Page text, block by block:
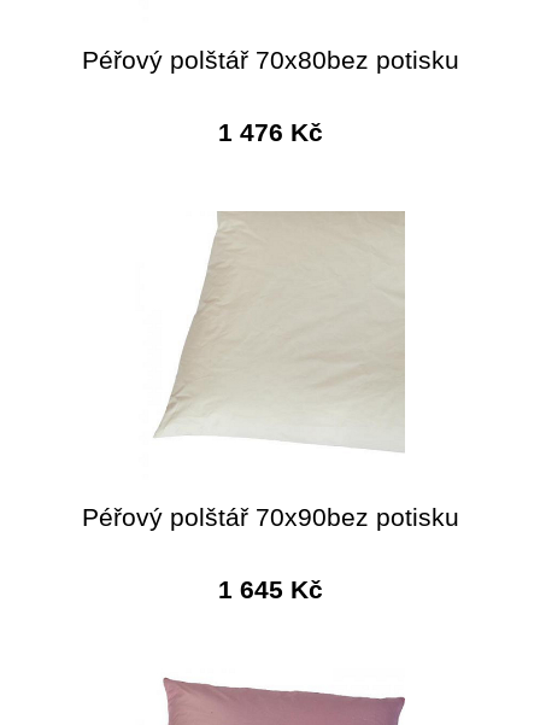
Péřový polštář 70x80bez potisku
1 476 Kč
Péřový polštář 70x90bez potisku
1 645 Kč